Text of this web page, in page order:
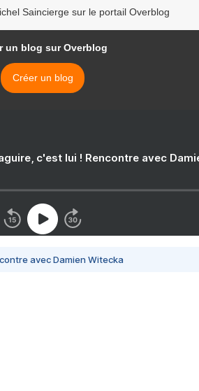
Saincierge sur le portail Overblog
un blog sur Overblog
Créer un blog
c'est lui ! Rencontre avec
avec Damien Witecka